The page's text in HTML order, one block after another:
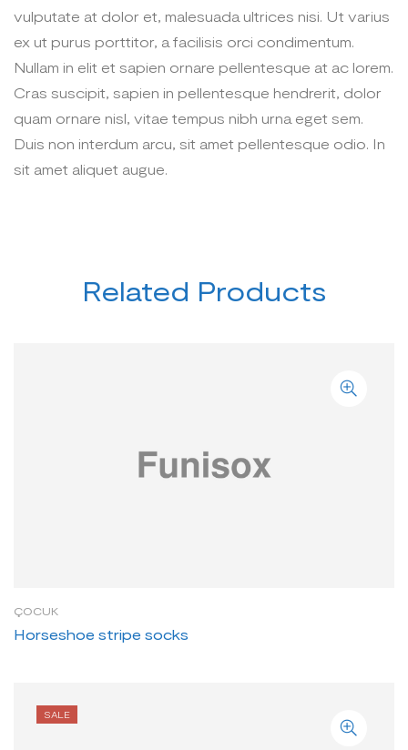
vulputate at dolor et, malesuada ultrices nisi. Ut varius
ex ut purus porttitor, a facilisis orci condimentum.
Nullam in elit et sapien ornare pellentesque at ac lorem.
Cras suscipit, sapien in pellentesque hendrerit, dolor
quam ornare nisl, vitae tempus nibh urna eget sem.
Duis non interdum arcu, sit amet pellentesque odio. In
sit amet aliquet augue.
Related Products
ÇOCUK
Horseshoe stripe socks
SALE